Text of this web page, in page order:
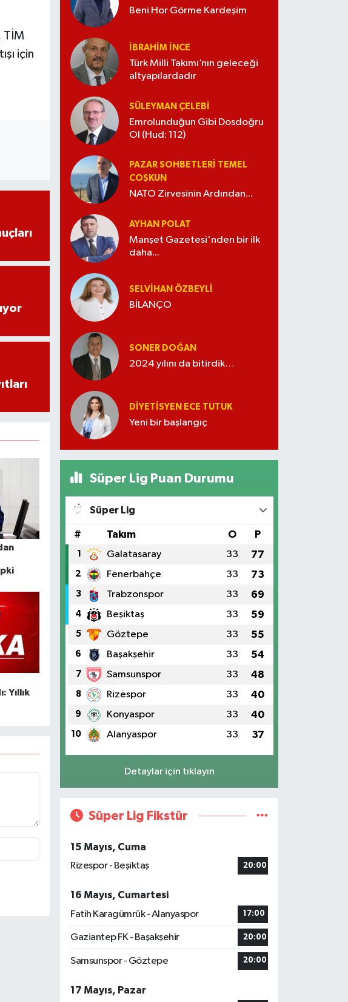
TİM
için
Yıllık
Beni Hor Görme Kardeşim
İBRAHIM İNCE
Türk Milli Takımı’nın geleceği
altyapılardadır
SÜLEYMAN ÇELEBI
Emrolunduğun Gibi Dosdoğru
Ol (Hud: 112)
PAZAR SOHBETLERI TEMEL
COŞKUN
NATO Zirvesinin Ardından...
AYHAN POLAT
Manşet Gazetesi'nden bir ilk
daha...
SELVIHAN ÖZBEYLI
BİLANÇO
SONER DOĞAN
2024 yılını da bitirdik…
DIYETISYEN ECE TUTUK
Yeni bir başlangıç
Süper Lig Puan Durumu
Süper Lig
# Takım O P
1 Galatasaray 33 77
2 Fenerbahçe 33 73
3 Trabzonspor 33 69
4 Beşiktaş 33 59
5 Göztepe 33 55
6 Başakşehir 33 54
7 Samsunspor 33 48
8 Rizespor 33 40
9 Konyaspor 33 40
10 Alanyaspor 33 37
Detaylar için tıklayın
Süper Lig Fikstür
15 Mayıs, Cuma
Rizespor - Beşiktaş
20:00
16 Mayıs, Cumartesi
Fatih Karagümrük - Alanyaspor
17:00
Gaziantep FK - Başakşehir 20:00
Samsunspor - Göztepe 20:00
17 Mayıs, Pazar